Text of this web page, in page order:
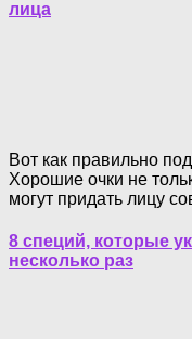
лица
Вот как правильно
Хорошие очки не
могут придать лицу
8 специй, которые
несколько раз